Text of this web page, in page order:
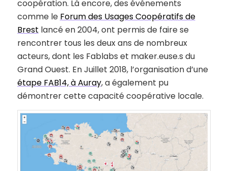
coopération. Là encore, des événements
comme le Forum des Usages Coopératifs de
Brest lancé en 2004, ont permis de faire se
rencontrer tous les deux ans de nombreux
acteurs, dont les Fablabs et maker.euse.s du
Grand Ouest. En Juillet 2018, l’organisation d’une
étape FAB14, à Auray, a également pu
démontrer cette capacité coopérative locale.